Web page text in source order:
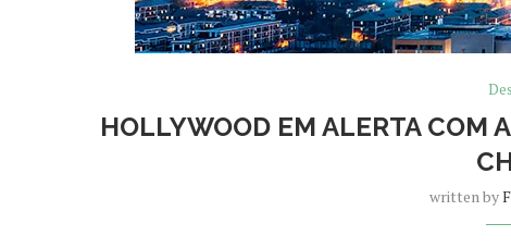
HOLLYWOOD EM ALERTA COM
written by